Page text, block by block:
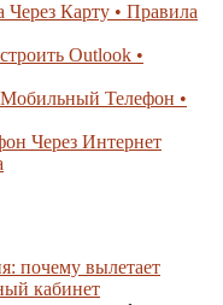
Карту • Правила
Outlook •
Телефон •
Через Интернет
почему вылетает
кабинет